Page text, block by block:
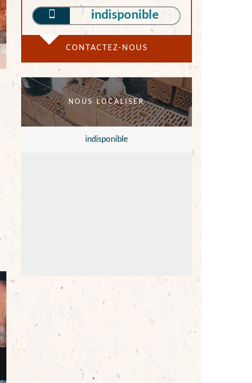
indisponible
CONTACTEZ-NOUS
NOUS LOCALISER
indisponible